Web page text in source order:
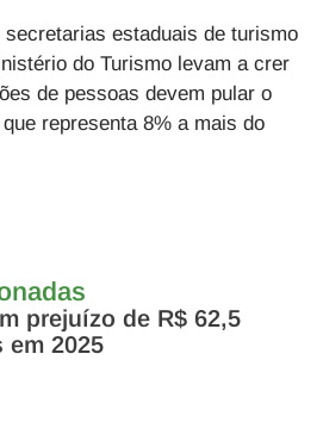
estaduais de turismo
do Turismo levam a crer
de pessoas devem pular o
representa 8% a mais do
prejuízo de R$ 62,5
em 2025